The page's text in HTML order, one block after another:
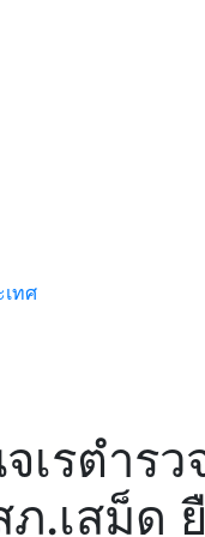
ทศ
เรตำร
ภ.เสม็ด